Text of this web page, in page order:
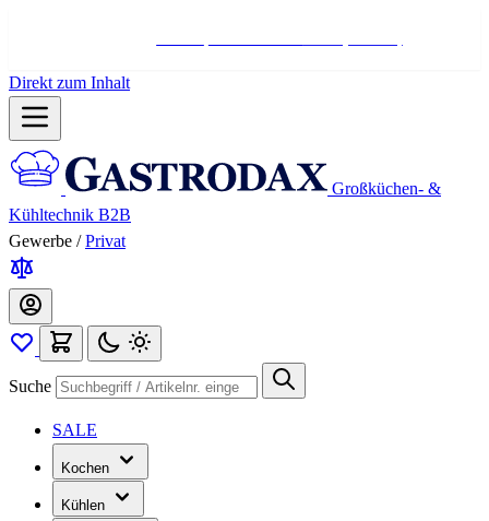
Direkt zum Inhalt
Großküchen- &
Kühltechnik B2B
Gewerbe / Privat
Suche
SALE
Kochen
Kühlen